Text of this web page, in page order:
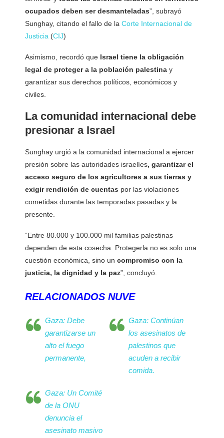
ocupados deben ser desmanteladas”, subrayó
Sunghay, citando el fallo de la Corte Internacional de
Justicia (CIJ)
Asimismo, recordó que Israel tiene la obligación
legal de proteger a la población palestina y
garantizar sus derechos políticos, económicos y
civiles.
La comunidad internacional debe
presionar a Israel
Sunghay urgió a la comunidad internacional a ejercer
presión sobre las autoridades israelíes, garantizar el
acceso seguro de los agricultores a sus tierras y
exigir rendición de cuentas por las violaciones
cometidas durante las temporadas pasadas y la
presente.
“Entre 80.000 y 100.000 mil familias palestinas
dependen de esta cosecha. Protegerla no es solo una
cuestión económica, sino un compromiso con la
justicia, la dignidad y la paz”, concluyó.
RELACIONADOS NUVE
Gaza: Debe
garantizarse un
alto el fuego
permanente,
Gaza: Continúan
los asesinatos de
palestinos que
acuden a recibir
comida.
Gaza: Un Comité
de la ONU
denuncia el
asesinato masivo